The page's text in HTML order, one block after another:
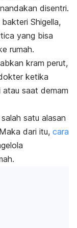
disentri.
bakteri Shigella,
yang bisa
rumah.
kram perut,
ketika
atau saat demam
satu alasan
dari itu, cara